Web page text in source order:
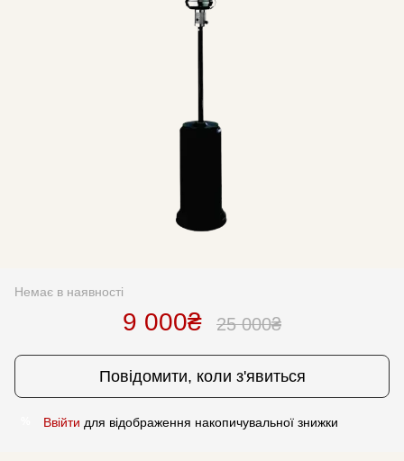
Немає в наявності
9 000₴ 25 000₴
Повідомити, коли з'явиться
Ввійти для відображення накопичувальної знижки